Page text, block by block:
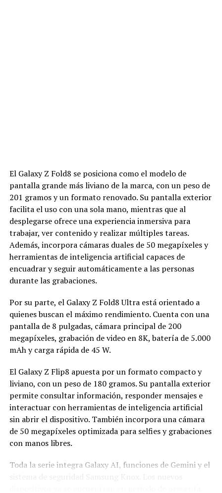
El Galaxy Z Fold8 se posiciona como el modelo de
pantalla grande más liviano de la marca, con un peso de
201 gramos y un formato renovado. Su pantalla exterior
facilita el uso con una sola mano, mientras que al
desplegarse ofrece una experiencia inmersiva para
trabajar, ver contenido y realizar múltiples tareas.
Además, incorpora cámaras duales de 50 megapíxeles y
herramientas de inteligencia artificial capaces de
encuadrar y seguir automáticamente a las personas
durante las grabaciones.
Por su parte, el Galaxy Z Fold8 Ultra está orientado a
quienes buscan el máximo rendimiento. Cuenta con una
pantalla de 8 pulgadas, cámara principal de 200
megapíxeles, grabación de video en 8K, batería de 5.000
mAh y carga rápida de 45 W.
El Galaxy Z Flip8 apuesta por un formato compacto y
liviano, con un peso de 180 gramos. Su pantalla exterior
permite consultar información, responder mensajes e
interactuar con herramientas de inteligencia artificial
sin abrir el dispositivo. También incorpora una cámara
de 50 megapíxeles optimizada para selfies y grabaciones
con manos libres.
Toda la serie integra Galaxy AI, funciones de Gemini y el